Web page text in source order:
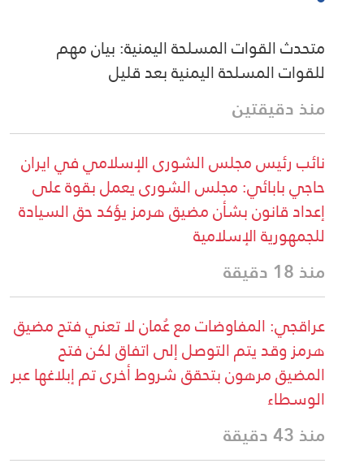
متحدث القوات المسلحة اليمنية: بيان مهم
للقوات المسلحة اليمنية بعد قليل
منذ دقيقتين
نائب رئيس مجلس الشورى الإسلامي في ايران
حاجي بابائي: مجلس الشورى يعمل بقوة على
إعداد قانون بشأن مضيق هرمز يؤكد حق السيادة
للجمهورية الإسلامية
منذ 18 دقيقة
عراقجي: المفاوضات مع عُمان لا تعني فتح مضيق
هرمز وقد يتم التوصل إلى اتفاق لكن فتح
المضيق مرهون بتحقق شروط أخرى تم إبلاغها عبر
الوسطاء
منذ 43 دقيقة